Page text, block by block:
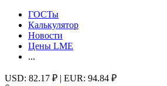
ГОСТы
Калькулятор
Новости
Цены LME
...
USD: 82.17 ₽ | EUR: 94.84 ₽